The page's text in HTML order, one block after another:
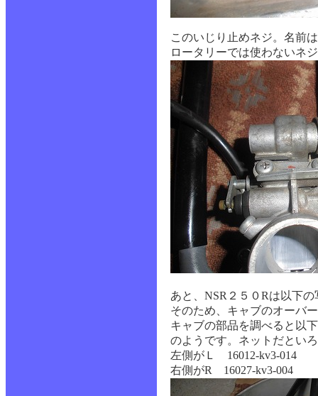
このいじり止めネジ。名前
ロータリーでは使わないネ
あと、NSR２５０Rは以下
そのため、キャブのオーバ
キャブの部品を調べると以
のようです。ネットだとい
左側がＬ 16012-kv3-014
右側がR 16027-kv3-004